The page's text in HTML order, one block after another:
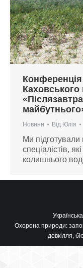
Новини Від Юлія
Ми
спеціалістів,
колишнього
Охорона природи:
довкілля,